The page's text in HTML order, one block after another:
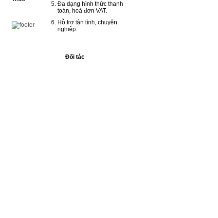
Đa dạng hình thức thanh
toán, hoá đơn VAT.
Hỗ trợ tận tình, chuyên
nghiệp.
Đối tác